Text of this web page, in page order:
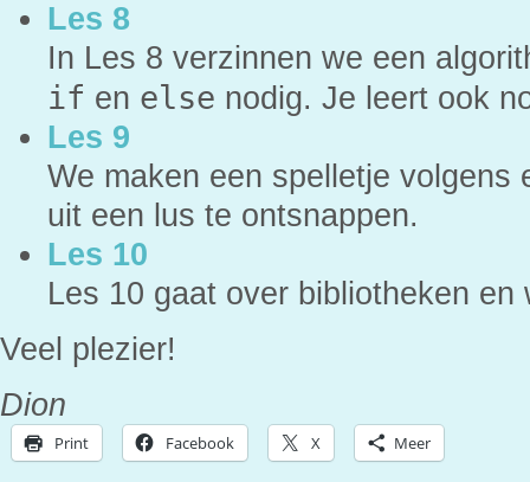
Les 8
In Les 8 verzinnen we een
if en else nodig. Je leert ook
Les 9
We maken een spelletje volgens
uit een lus te ontsnappen.
Les 10
Les 10 gaat over bibliotheken en
Veel plezier!
Dion
Print Facebook X Meer